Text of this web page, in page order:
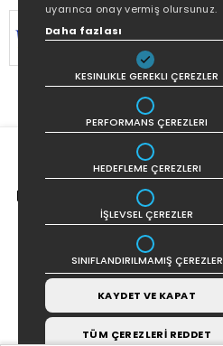
SİTEMİZ
KORUNMAKTADIR.
uyarınca onay vermiş olursunuz.
Daha fazlası
KESINLIKLE GEREKLI ÇEREZLER
PERFORMANS ÇEREZLERI
HEDEFLEME ÇEREZLERI
İŞLEVSEL ÇEREZLER
SINIFLANDIRILMAMIŞ ÇEREZLER
KAYDET VE KAPAT
TÜM ÇEREZLERİ REDDET